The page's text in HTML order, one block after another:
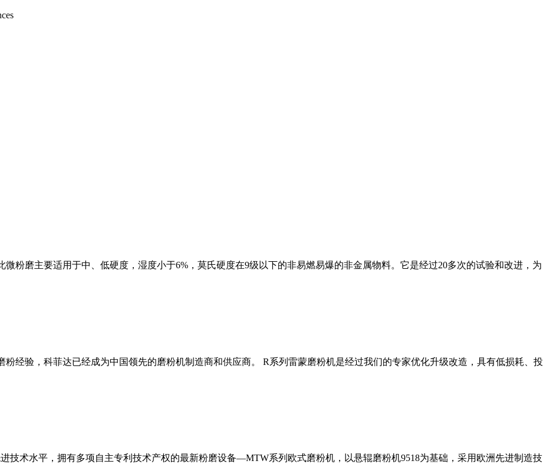
粉磨主要适用于中、低硬度，湿度小于6%，莫氏硬度在9级以下的非易燃易爆的非金属物料。它是经过20多次的试验和改进，为
经验，科菲达已经成为中国领先的磨粉机制造商和供应商。 R系列雷蒙磨粉机是经过我们的专家优化升级改造，具有低损耗、投
技术水平，拥有多项自主专利技术产权的最新粉磨设备—MTW系列欧式磨粉机，以悬辊磨粉机9518为基础，采用欧洲先进制造技